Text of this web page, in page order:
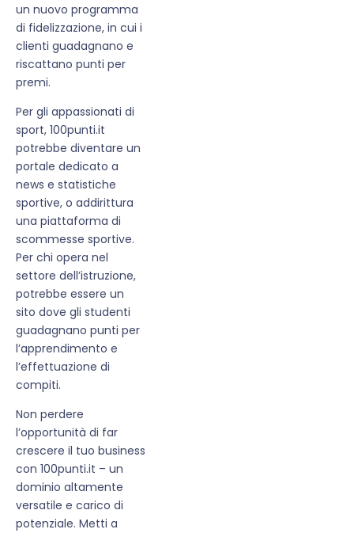
un nuovo programma
di fidelizzazione, in cui i
clienti guadagnano e
riscattano punti per
premi.
Per gli appassionati di
sport, 100punti.it
potrebbe diventare un
portale dedicato a
news e statistiche
sportive, o addirittura
una piattaforma di
scommesse sportive.
Per chi opera nel
settore dell’istruzione,
potrebbe essere un
sito dove gli studenti
guadagnano punti per
l’apprendimento e
l’effettuazione di
compiti.
Non perdere
l’opportunità di far
crescere il tuo business
con 100punti.it – un
dominio altamente
versatile e carico di
potenziale. Metti a